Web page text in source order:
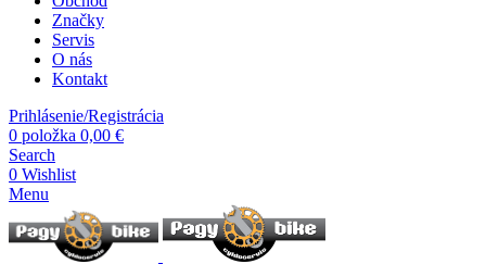
Značky
Servis
O nás
Kontakt
Prihlásenie/Registrácia
0 položka 0,00 €
Search
0 Wishlist
Menu